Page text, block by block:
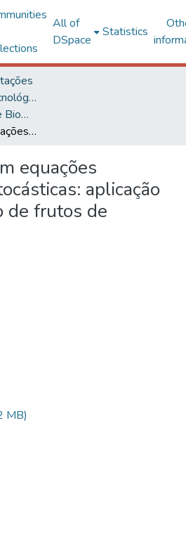
All of
DSpace
Statistics
Ciências Exatas e Tecnológicas
Estatística Aplicada e Biometria
Modelagem com equações diferenciais estocásticas: aplicação no crescimento de frutos de pimenta
equações
aplicação
de frutos de
MB)